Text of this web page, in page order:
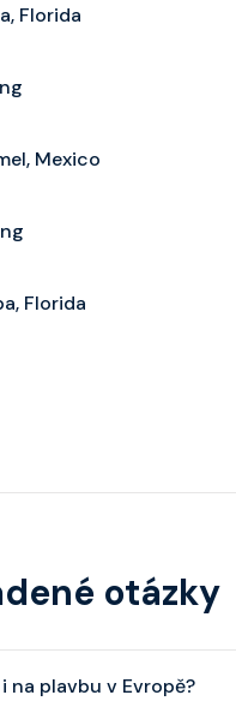
Florida
Mexico
Florida
otázky
na plavbu v Evropě?